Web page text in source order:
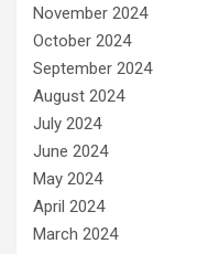
November 2024
October 2024
September 2024
August 2024
July 2024
June 2024
May 2024
April 2024
March 2024